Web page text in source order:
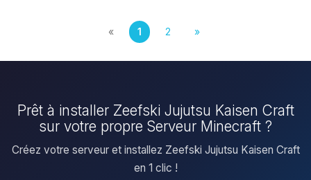
« 1 2 »
Prêt à installer Zeefski Jujutsu Kaisen Craft
sur votre propre Serveur Minecraft ?
Créez votre serveur et installez Zeefski Jujutsu Kaisen Craft
en 1 clic !